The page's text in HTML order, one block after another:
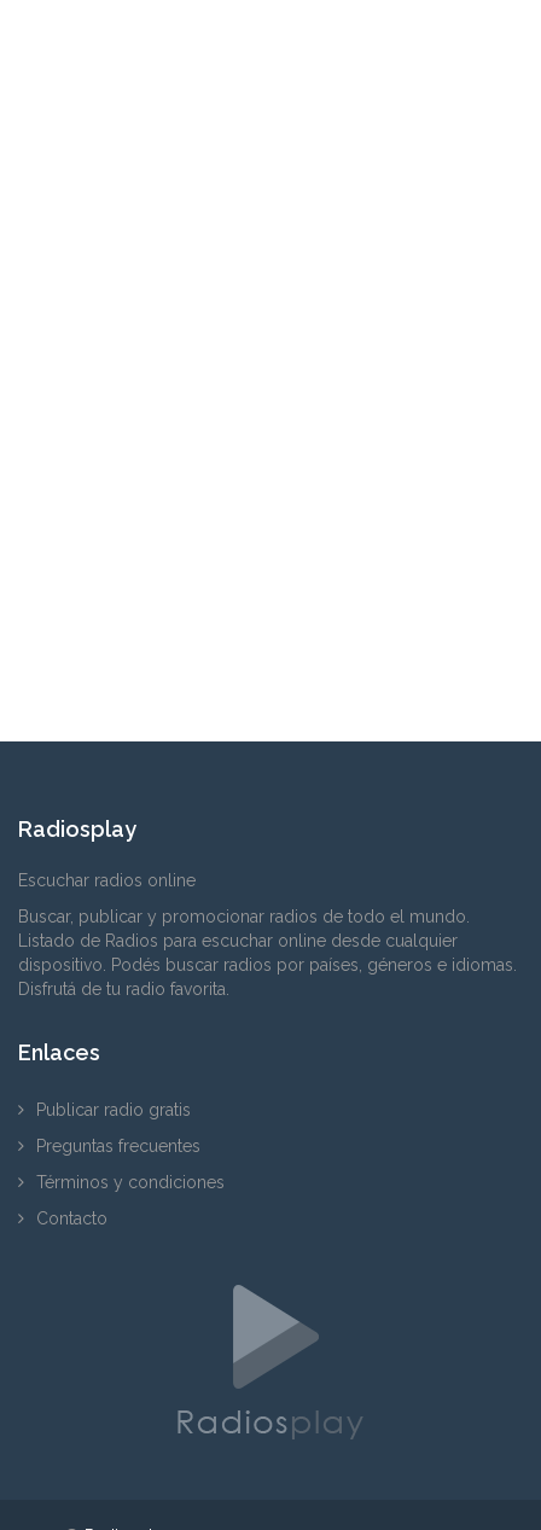
Radiosplay
Escuchar radios online
Buscar, publicar y promocionar radios de todo el mundo.
Listado de Radios para escuchar online desde cualquier
dispositivo. Podés buscar radios por países, géneros e idiomas.
Disfrutá de tu radio favorita.
Enlaces
Publicar radio gratis
Preguntas frecuentes
Términos y condiciones
Contacto